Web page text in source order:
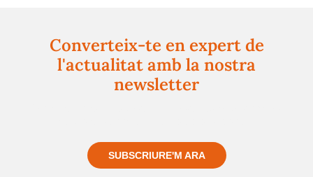
Converteix-te en expert de
l'actualitat amb la nostra
newsletter
SUBSCRIURE'M ARA